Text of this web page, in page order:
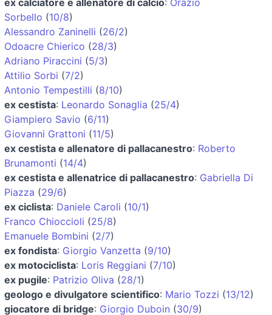
Sorbello (10/8)
Alessandro Zaninelli (26/2)
Odoacre Chierico (28/3)
Adriano Piraccini (5/3)
Attilio Sorbi (7/2)
Antonio Tempestilli (8/10)
ex cestista: Leonardo Sonaglia (25/4)
Giampiero Savio (6/11)
Giovanni Grattoni (11/5)
ex cestista e allenatore di pallacanestro: Roberto
Brunamonti (14/4)
ex cestista e allenatrice di pallacanestro: Gabriella Di
Piazza (29/6)
ex ciclista: Daniele Caroli (10/1)
Franco Chioccioli (25/8)
Emanuele Bombini (2/7)
ex fondista: Giorgio Vanzetta (9/10)
ex motociclista: Loris Reggiani (7/10)
ex pugile: Patrizio Oliva (28/1)
geologo e divulgatore scientifico: Mario Tozzi (13/12)
giocatore di bridge: Giorgio Duboin (30/9)